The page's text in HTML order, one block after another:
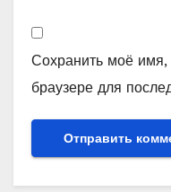
Сохранить моё
браузере для